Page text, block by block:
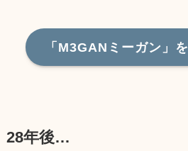
「M3GANミーガン」
28年後…